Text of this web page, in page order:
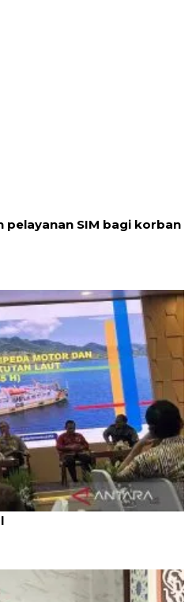
pelayanan SIM bagi korban
gratis motor listrik